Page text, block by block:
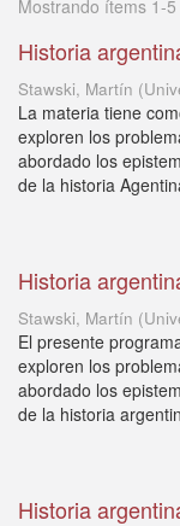
Mostrando ítems 1-
Historia
Stawski, Martín (
La materia tiene
exploren los
abordado los
de la historia
Historia
Stawski, Martín (
El presente
exploren los
abordado los
de la historia
Historia